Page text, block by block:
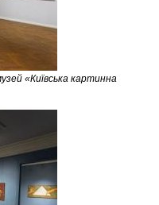
«Київська картинна